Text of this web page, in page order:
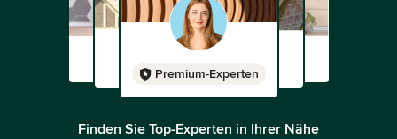
Premium-Experten
Finden Sie Top-Experten in Ihrer Nähe